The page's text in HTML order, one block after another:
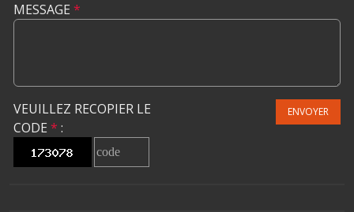
MESSAGE *
VEUILLEZ RECOPIER LE
CODE * :
ENVOYER